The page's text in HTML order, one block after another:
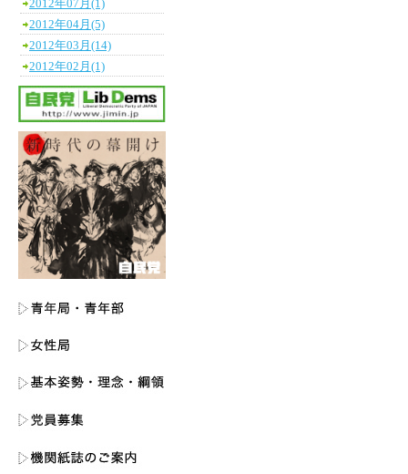
2012年07月(1)
2012年04月(5)
2012年03月(14)
2012年02月(1)